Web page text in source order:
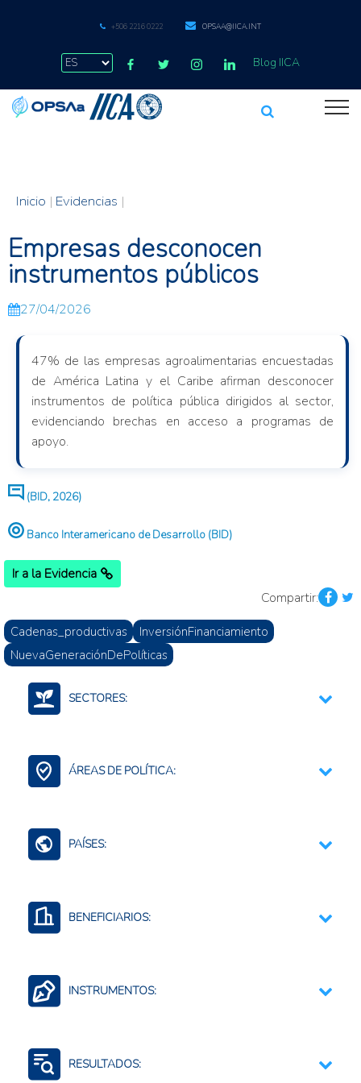
+506 2216 0222 OPSAA@IICA.INT
Blog IICA
Inicio | Evidencias |
Empresas desconocen
instrumentos públicos
27/04/2026
47% de las empresas agroalimentarias encuestadas
de América Latina y el Caribe afirman desconocer
instrumentos de política pública dirigidos al sector,
evidenciando brechas en acceso a programas de
apoyo.
(BID, 2026)
Banco Interamericano de Desarrollo (BID)
Ir a la Evidencia
Compartir:
Cadenas_productivas
InversiónFinanciamiento
NuevaGeneraciónDePolíticas
SECTORES:
Finanzas Bancario Seguros
ÁREAS DE POLÍTICA:
Comercio Internacional e Integración Regional
Contexto Agroalimentario
PAÍSES:
BENEFICIARIOS:
INSTRUMENTOS:
Fortalecimiento de capacidades empresariales
Mercadeo y promoción comercial
RESULTADOS: